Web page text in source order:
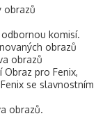
obrazů
komisí.
obrazů
obrazů
Obraz pro Fenix,
se slavnostním
obrazů.